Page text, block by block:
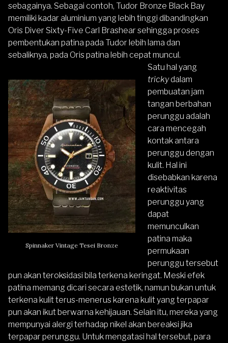
sebagainya. Sebagai contoh, Tudor Bronze Black Bay
memiliki kadar aluminium yang lebih tinggi dibandingkan
Oris Diver Sixty-Five Carl Brashear sehingga proses
pembentukan patina pada Tudor lebih lama dan
sebaliknya, pada Oris patina lebih cepat muncul.
Spinnaker Vintage Tesei Bronze
Satu hal yang
trickydalam
pembuatan jam
tangan berbahan
perunggu adalah
cara mencegah
kontak antara
perunggu dengan
kulit. Hal ini
disebabkan karena
reaktivitas
perunggu yang
dapat
memunculkan
patina maka
permukaan
perunggu tersebut
pun akan teroksidasi bila terkena keringat. Meski efek
patina memang dicari secara estetik, namun bukan untuk
terkena kulit terus-menerus karena kulit yang terpapar
pun akan ikut berwarna kehijauan. Selain itu, mereka yang
mempunyai alergi terhadap nikel akan bereaksi jika
terpapar perunggu. Untuk mengatasi hal tersebut, para